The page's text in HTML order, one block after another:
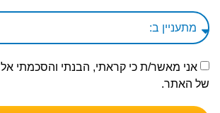
אני מאשר/ת כי קראתי, הבנתי והסכמתי אל
של האתר.